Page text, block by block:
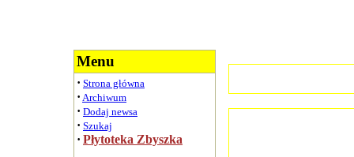
Menu
· Strona główna
· Archiwum
· Dodaj newsa
· Szukaj
· Płytoteka Zbyszka